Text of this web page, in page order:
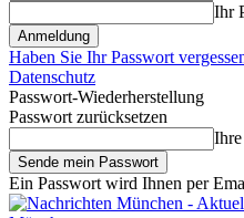
Ihr
Haben Sie Ihr Passwort
Datenschutz
Passwort-Wiederherstellung
Passwort zurücksetzen
Ein Passwort wird Ihnen per